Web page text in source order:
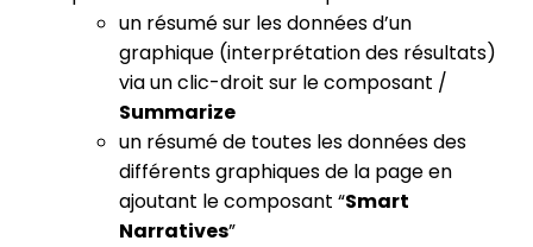
un résumé sur les données d’un
graphique (interprétation des résultats)
via un clic-droit sur le composant /
Summarize
un résumé de toutes les données des
différents graphiques de la page en
ajoutant le composant “Smart
Narratives”